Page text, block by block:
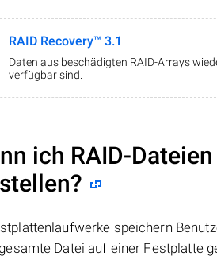
RAID Recovery™ 3.1
Daten aus beschädigten RAID-Arrays
verfügbar sind.
ich RAID-
speichern
Datei auf einer Festplatte